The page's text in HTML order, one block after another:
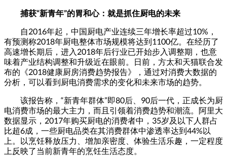
捕获“新青年”的胃和心：就是抓住厨电的未来
自2016年起，中国厨电产业连续三年增长率超过10%，
有预测称2018年厨电整体市场规模将达到1100亿。在经历了
高速增长期后，进入2018年后行业已开始步入调整期，也意
味着产业结构调整和升级近在眼前。日前，方太和天猫联合发
布的《2018健康厨房消费趋势报告》，通过对消费大数据的
分析，可以看到厨电消费需求的变化和未来市场的趋势。
该报告称，“新青年群体”即80后、90后一代，正成长为厨
电消费市场的最大主力，而且引领着消费趋势和潮流。阿里大
数据显示，2017年购买厨电的消费者中，35岁及以下人群占
比超6成，一些厨电品类在其消费群体中渗透率达到44%以
上。以烹饪释放压力、增加亲密度、体验生活乐趣，一定程度
上反映了当前新青年的烹饪生活态度。